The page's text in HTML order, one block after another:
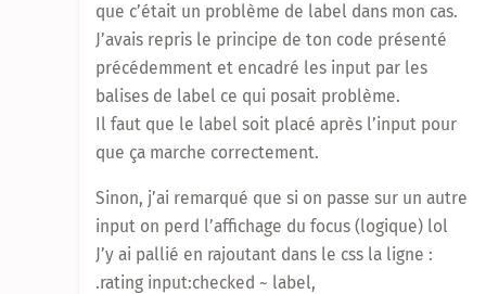
que c’était un problème de label dans mon cas.
J’avais repris le principe de ton code présenté
précédemment et encadré les input par les
balises de label ce qui posait problème.
Il faut que le label soit placé après l’input pour
que ça marche correctement.
Sinon, j’ai remarqué que si on passe sur un autre
input on perd l’affichage du focus (logique) lol
J’y ai pallié en rajoutant dans le css la ligne :
.rating input:checked ~ label,